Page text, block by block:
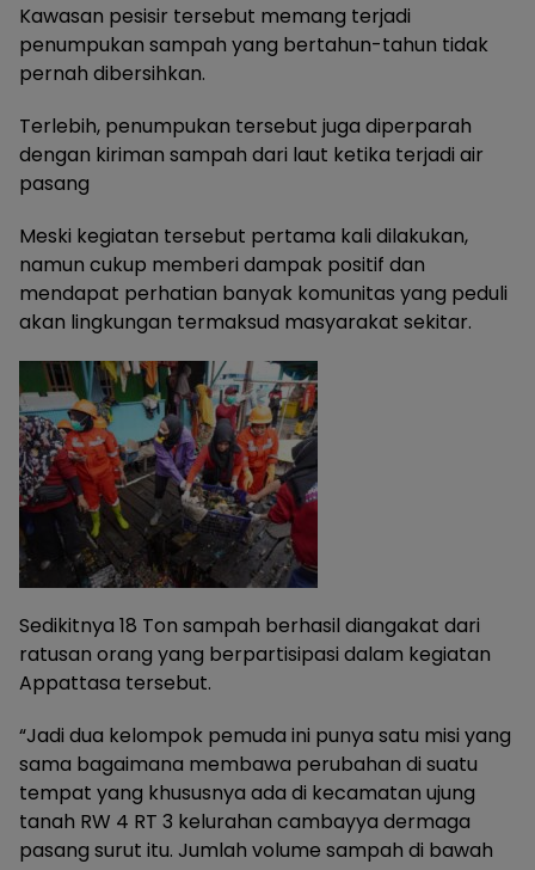
Kawasan pesisir tersebut memang terjadi
penumpukan sampah yang bertahun-tahun tidak
pernah dibersihkan.
Terlebih, penumpukan tersebut juga diperparah
dengan kiriman sampah dari laut ketika terjadi air
pasang
Meski kegiatan tersebut pertama kali dilakukan,
namun cukup memberi dampak positif dan
mendapat perhatian banyak komunitas yang peduli
akan lingkungan termaksud masyarakat sekitar.
Sedikitnya 18 Ton sampah berhasil diangakat dari
ratusan orang yang berpartisipasi dalam kegiatan
Appattasa tersebut.
“Jadi dua kelompok pemuda ini punya satu misi yang
sama bagaimana membawa perubahan di suatu
tempat yang khususnya ada di kecamatan ujung
tanah RW 4 RT 3 kelurahan cambayya dermaga
pasang surut itu. Jumlah volume sampah di bawah